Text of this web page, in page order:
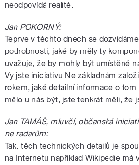
neodpovídá realitě.
Jan POKORNÝ:
Teprve v těchto dnech se
podrobnosti, jaké by měly ty
uvažuje, že by mohly být umístěné
Vy jste iniciativu Ne základnám
rokem, jaké detailní informace o tom
mělo u nás být, jste tenkrát měli, že
Jan TAMÁŠ, mluvčí, občanská
ne radarům:
Tak, těch technických detailů je
na Internetu například Wikipedie má